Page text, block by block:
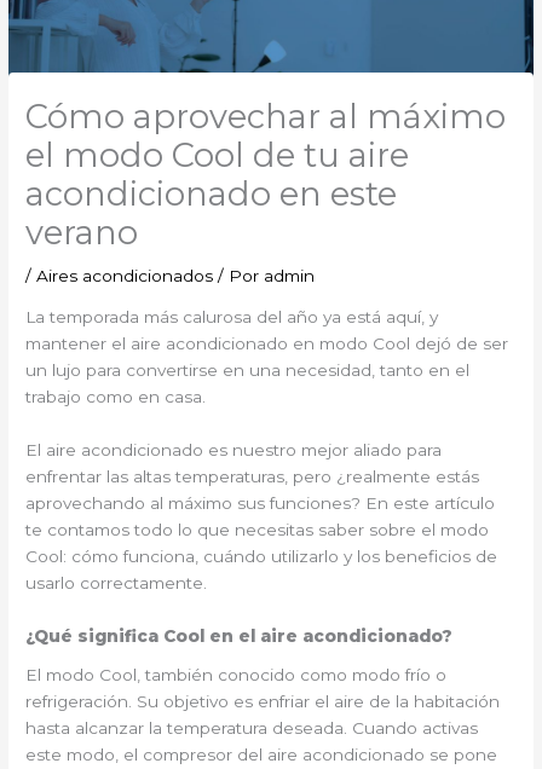
Cómo aprovechar al máximo
el modo Cool de tu aire
acondicionado en este
verano
/Aires acondicionados / Por admin
La temporada más calurosa del año ya está aquí, y
mantener el aire acondicionado en modo Cool dejó de ser
un lujo para convertirse en una necesidad, tanto en el
trabajo como en casa.
El aire acondicionado es nuestro mejor aliado para
enfrentar las altas temperaturas, pero ¿realmente estás
aprovechando al máximo sus funciones? En este artículo
te contamos todo lo que necesitas saber sobre el modo
Cool: cómo funciona, cuándo utilizarlo y los beneficios de
usarlo correctamente.
¿Qué significa Cool en el aire acondicionado?
El modo Cool, también conocido como modo frío o
refrigeración. Su objetivo es enfriar el aire de la habitación
hasta alcanzar la temperatura deseada. Cuando activas
este modo, el compresor del aire acondicionado se pone